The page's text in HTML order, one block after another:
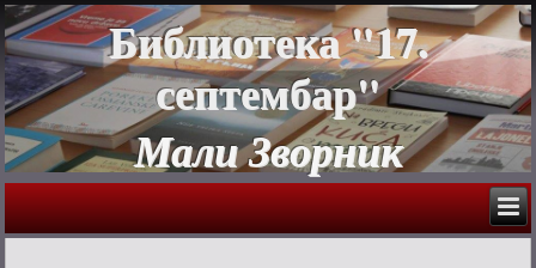
Библиотека "17.
септембар"
Мали Зворник